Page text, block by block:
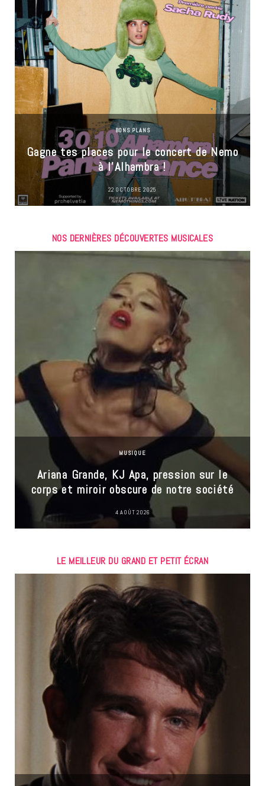
BONS PLANS
Gagne tes places pour le concert de Nemo
à l’Alhambra !
22 OCTOBRE 2025
NOS DERNIÈRES DÉCOUVERTES MUSICALES
MUSIQUE
Ariana Grande, KJ Apa, pression sur le
corps et miroir obscure de notre société
4 AOÛT 2026
LE MEILLEUR DU GRAND ET PETIT ÉCRAN